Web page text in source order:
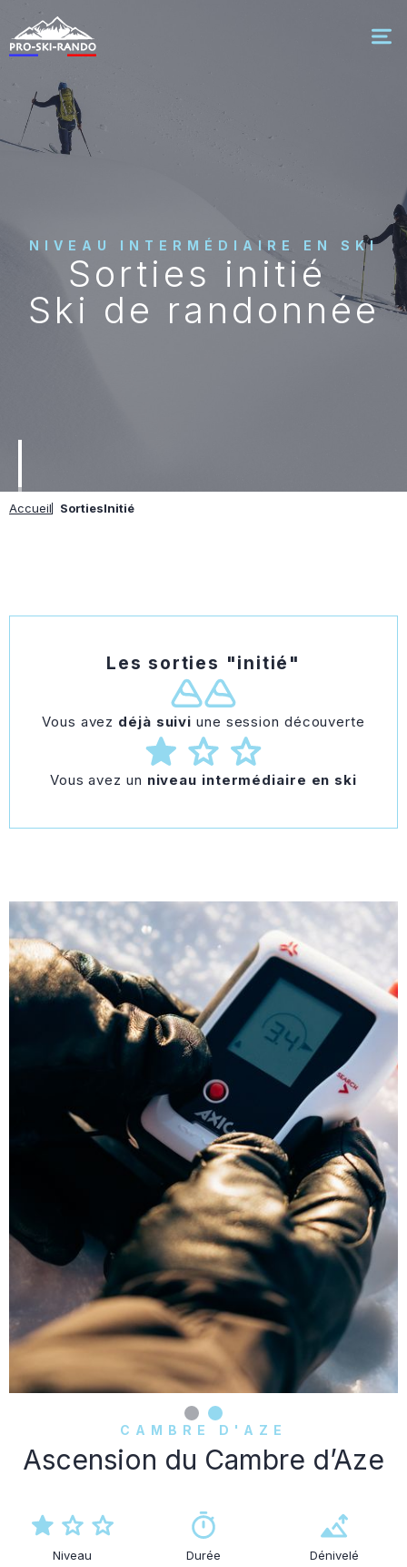
NIVEAU INTERMÉDIAIRE EN SKI
Sorties initié
Ski de randonnée
Accueil SortiesInitié
Les sorties "initié"
Vous avez déjà suivi une session découverte
Vous avez un niveau intermédiaire en ski
CAMBRE D'AZE
Ascension du Cambre d’Aze
Niveau Durée Dénivelé